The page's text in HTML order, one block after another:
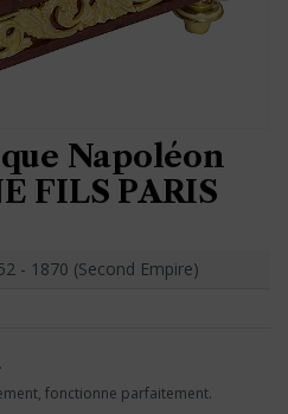
Napoléon
FILS PARIS
- 1870 (Second Empire)
fonctionne parfaitement.